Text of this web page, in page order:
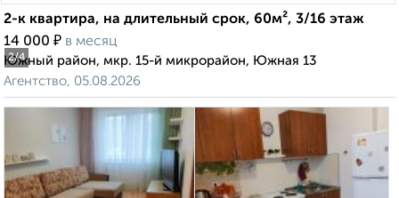
2/4
2-к квартира, на длительный срок, 60м², 3/16 этаж
14 000 ₽ в месяц
Южный район, мкр. 15-й микрорайон, Южная 13
Агентство, 05.08.2026